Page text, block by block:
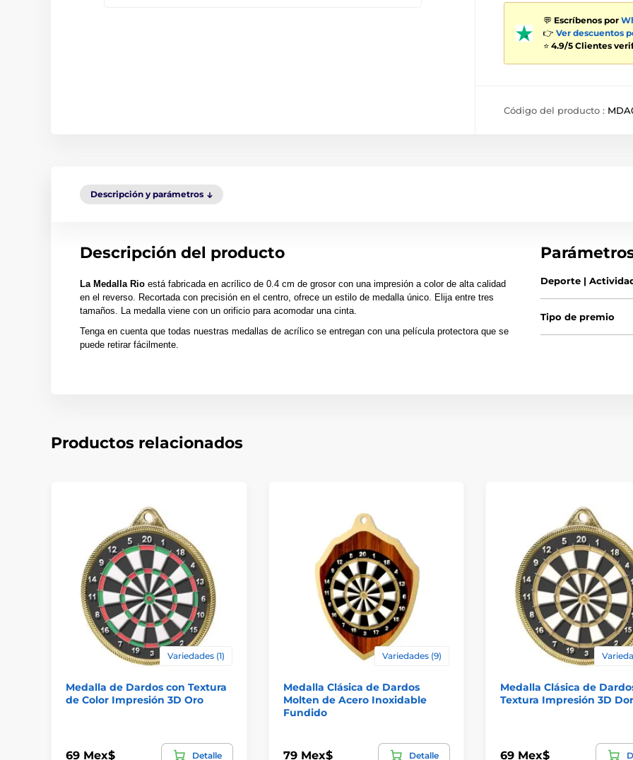
💬 Escríbenos por
👉 Ver descuentos
⭐ 4.9/5 Clientes
Código del producto :
Descripción y parámetros
Descripción del producto
La Medalla Rio está fabricada en acrílico de 0.4 cm de grosor con una impresión a color de alta calidad
en el reverso. Recortada con precisión en el centro, ofrece un estilo de medalla único. Elija entre tres
tamaños. La medalla viene con un orificio para acomodar una cinta.
Tenga en cuenta que todas nuestras medallas de acrílico se entregan con una película protectora que se
puede retirar fácilmente.
Deporte |
Tipo de premio
Productos relacionados
Variedades (1)
Medalla de Dardos con Textura
de Color Impresión 3D Oro
69 Mex$ Detalle
Variedades (9)
Medalla Clásica de Dardos
Molten de Acero Inoxidable
Fundido
79 Mex$ Detalle
Medalla Clásica de
Textura Impresión 3D
69 Mex$